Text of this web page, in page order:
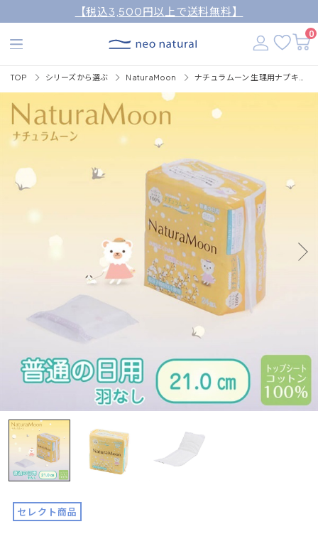
【税込3,500円以上で送料無料】
0
TOP シリーズから選ぶ NaturaMoon
セレクト商品